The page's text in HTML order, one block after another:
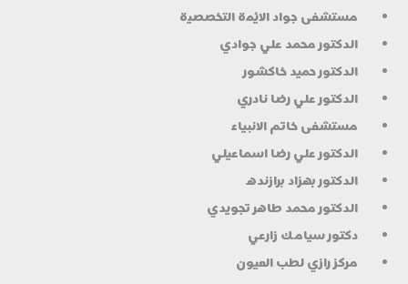
مستشفى جواد الائمة التخصصية
الدكتور محمد علي جوادي
الدكتور حميد خاكشور
الدكتور علي رضا نادري
مستشفى خاتم الانبياء
الدكتور علي رضا اسماعيلي
الدكتور بهزاد برازنده
الدكتور محمد طاهر تجويدي
دكتور سيامك زارعي
مركز رازي لطب العيون